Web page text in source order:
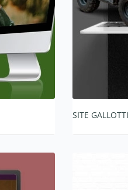
SITE